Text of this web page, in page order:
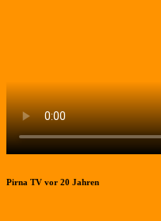
Pirna TV vor 20 Jahren